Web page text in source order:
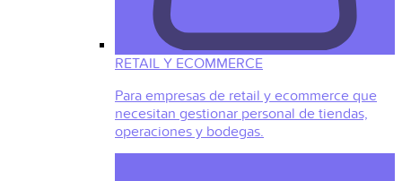
RETAIL Y ECOMMERCE
Para empresas de retail y ecommerce que
necesitan gestionar personal de tiendas,
operaciones y bodegas.